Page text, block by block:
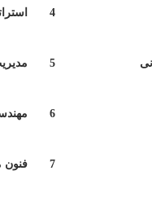
4
5
6
7 فنون